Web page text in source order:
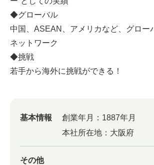
◆グローバル
中国、ASEAN、アメリカなど、グロー
ネットワーク
◆挑戦
若手から海外に挑戦ができる！
基本情報 創業年月： 1887年月
本社所在地： 大阪府
その他